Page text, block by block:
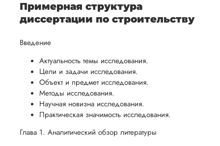
темы.
готовы
предоставить
подготовке
презентации
и речи
перед
защитой.
Наша
цель -
проведения
проверки
работы,
сумма
будет
возвращена
заказчику.
Мы
стремимся
работы. В
начале
обсудим
и
договоримся
о сроках
выполнения,
чтобы
Примерная структура
диссертации по строительству
Введение
Актуальность темы исследования.
Цели и задачи исследования.
Объект и предмет исследования.
Методы исследования.
Научная новизна исследования.
Практическая значимость исследования.
Глава 1. Аналитический обзор литературы